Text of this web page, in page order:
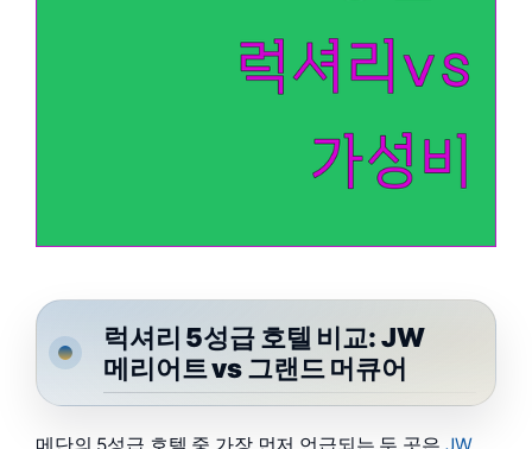
럭셔리 5성급 호텔 비교: JW
메리어트 vs 그랜드 머큐어